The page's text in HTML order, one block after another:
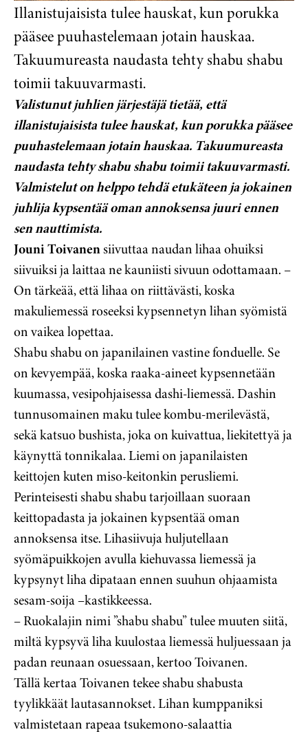
Illanistujaisista tulee hauskat, kun porukka
pääsee puuhastelemaan jotain hauskaa.
Takuumureasta naudasta tehty shabu shabu
toimii takuuvarmasti.
Valistunut juhlien järjestäjä tietää, että
illanistujaisista tulee hauskat, kun porukka pääsee
puuhastelemaan jotain hauskaa. Takuumureasta
naudasta tehty shabu shabu toimii takuuvarmasti.
Valmistelut on helppo tehdä etukäteen ja jokainen
juhlija kypsentää oman annoksensa juuri ennen
sen nauttimista.
Jouni Toivanensiivuttaa naudan lihaa ohuiksi
siivuiksi ja laittaa ne kauniisti sivuun odottamaan. –
On tärkeää, että lihaa on riittävästi, koska
makuliemessä roseeksi kypsennetyn lihan syömistä
on vaikea lopettaa.
Shabu shabu on japanilainen vastine fonduelle. Se
on kevyempää, koska raaka-aineet kypsennetään
kuumassa, vesipohjaisessa dashi-liemessä. Dashin
tunnusomainen maku tulee kombu-merilevästä,
sekä katsuo bushista, joka on kuivattua, liekitettyä ja
käynyttä tonnikalaa. Liemi on japanilaisten
keittojen kuten miso-keitonkin perusliemi.
Perinteisesti shabu shabu tarjoillaan suoraan
keittopadasta ja jokainen kypsentää oman
annoksensa itse. Lihasiivuja huljutellaan
syömäpuikkojen avulla kiehuvassa liemessä ja
kypsynyt liha dipataan ennen suuhun ohjaamista
sesam-soija –kastikkeessa.
– Ruokalajin nimi ”shabu shabu” tulee muuten siitä,
miltä kypsyvä liha kuulostaa liemessä huljuessaan ja
padan reunaan osuessaan, kertoo Toivanen.
Tällä kertaa Toivanen tekee shabu shabusta
tyylikkäät lautasannokset. Lihan kumppaniksi
valmistetaan rapeaa tsukemono-salaattia